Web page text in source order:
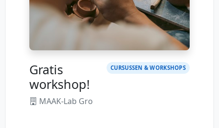
Gratis
workshop!
MAAK-Lab Gro
CURSUSSEN & WORKSHOPS